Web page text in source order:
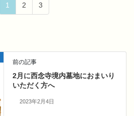
1 2 3
前の記事
2月に西念寺境内墓地におまいり
いただく方へ
2023年2月4日